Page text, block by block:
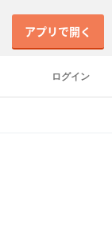
ログイン
アプリで開く